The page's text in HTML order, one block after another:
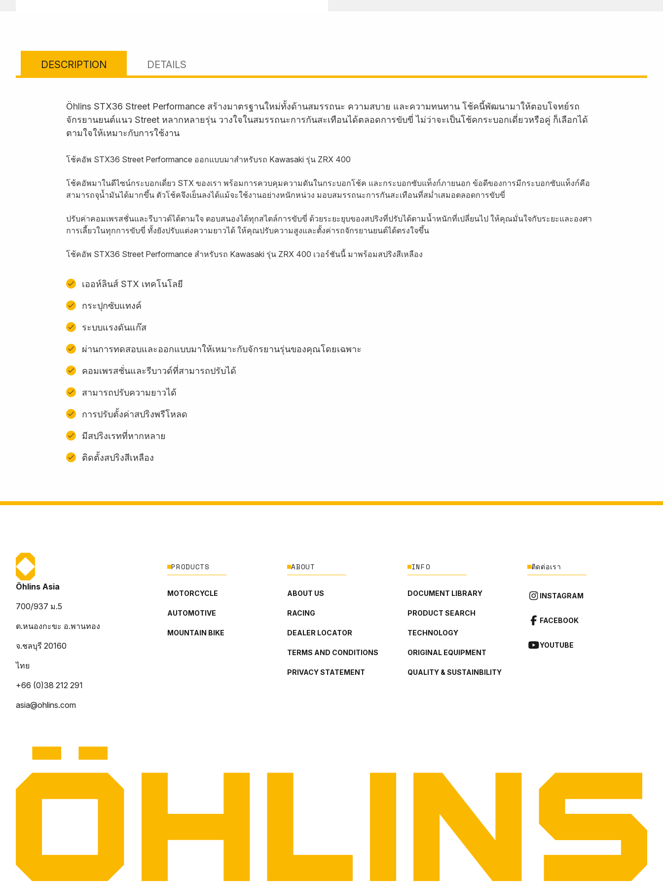
DESCRIPTION DETAILS
Öhlins STX36 Street Performance สร้างมาตรฐานใหม่ทั้งด้านสมรรถนะ ความสบาย และความทนทาน โช้คนี้พัฒนามาให้ตอบโจทย์รถ
จักรยานยนต์แนว Street หลากหลายรุ่น วางใจในสมรรถนะการกันสะเทือนได้ตลอดการขับขี่ ไม่ว่าจะเป็นโช้คกระบอกเดี่ยวหรือคู่ ก็เลือกได้
ตามใจให้เหมาะกับการใช้งาน
โช้คอัพ STX36 Street Performance ออกแบบมาสำหรับรถ Kawasaki รุ่น ZRX 400
โช้คอัพมาในดีไซน์กระบอกเดี่ยว STX ของเรา พร้อมการควบคุมความดันในกระบอกโช้ค และกระบอกซับแท็งก์ภายนอก ข้อดีของการมีกระบอกซับแท็งก์คือ
สามารถจุน้ำมันได้มากขึ้น ตัวโช้คจึงเย็นลงได้แม้จะใช้งานอย่างหนักหน่วง มอบสมรรถนะการกันสะเทือนที่สม่ำเสมอตลอดการขับขี่
ปรับค่าคอมเพรสชั่นและรีบาวด์ได้ตามใจ ตอบสนองได้ทุกสไตล์การขับขี่ ด้วยระยะยุบของสปริงที่ปรับได้ตามน้ำหนักที่เปลี่ยนไป ให้คุณมั่นใจกับระยะและองศา
การเลี้ยวในทุกการขับขี่ ทั้งยังปรับแต่งความยาวได้ ให้คุณปรับความสูงและตั้งค่ารถจักรยานยนต์ได้ตรงใจขึ้น
โช้คอัพ STX36 Street Performance สำหรับรถ Kawasaki รุ่น ZRX 400 เวอร์ชันนี้ มาพร้อมสปริงสีเหลือง
เออห์ลินส์ STX เทคโนโลยี
กระปุกซับแทงค์
ระบบแรงดันแก๊ส
ผ่านการทดสอบและออกแบบมาให้เหมาะกับจักรยานรุ่นของคุณโดยเฉพาะ
คอมเพรสชั่นและรีบาวด์ที่สามารถปรับได้
สามารถปรับความยาวได้
การปรับตั้งค่าสปริงพรีโหลด
มีสปริงเรทที่หากหลาย
ติดตั้งสปริงสีเหลือง
Öhlins Asia
700/937 ม.5
ต.หนองกะขะ อ.พานทอง
จ.ชลบุรี 20160
ไทย
+66 (0)38 212 291
asia@ohlins.com
PRODUCTS
MOTORCYCLE
AUTOMOTIVE
MOUNTAIN BIKE
ABOUT
ABOUT US
RACING
DEALER LOCATOR
TERMS AND CONDITIONS
PRIVACY STATEMENT
INFO
DOCUMENT LIBRARY
PRODUCT SEARCH
TECHNOLOGY
ORIGINAL EQUIPMENT
QUALITY & SUSTAINBILITY
ติดต่อเรา
INSTAGRAM
FACEBOOK
YOUTUBE